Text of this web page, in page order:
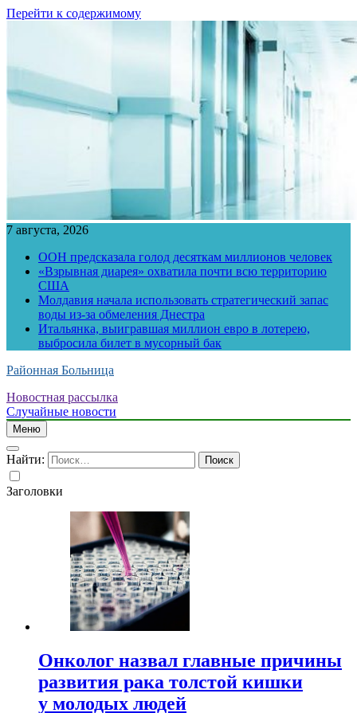
Перейти к содержимому
7 августа, 2026
ООН предсказала голод десяткам миллионов человек
«Взрывная диарея» охватила почти всю территорию
США
Молдавия начала использовать стратегический запас
воды из-за обмеления Днестра
Итальянка, выигравшая миллион евро в лотерею,
выбросила билет в мусорный бак
Районная Больница
Новостная рассылка
Случайные новости
Меню
Найти:
Заголовки
Онколог назвал главные причины
развития рака толстой кишки
у молодых людей